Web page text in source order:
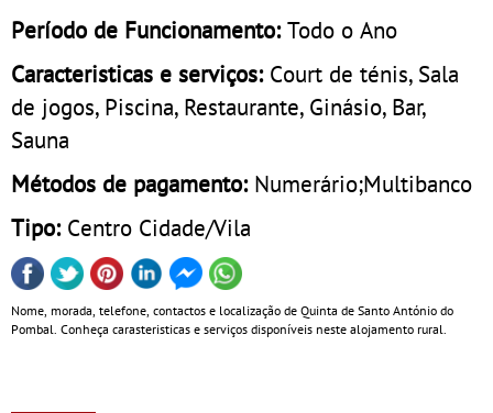
Período de Funcionamento:Todo o Ano
Caracteristicas e serviços: Court de ténis, Sala
de jogos, Piscina, Restaurante, Ginásio, Bar,
Sauna
Métodos de pagamento: Numerário;Multibanco
Tipo: Centro Cidade/Vila
Nome, morada, telefone, contactos e localização de Quinta de Santo António do
Pombal. Conheça carasteristicas e serviços disponíveis neste alojamento rural.